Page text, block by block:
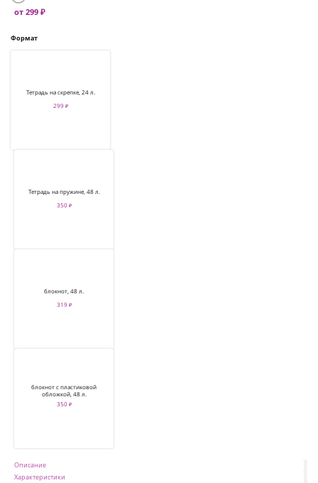
от 299 ₽
Формат
Тетрадь на скрепке, 24 л.
299 ₽
Тетрадь на пружине, 48 л.
350 ₽
блокнот, 48 л.
319 ₽
блокнот с пластиковой
обложкой, 48 л.
350 ₽
Описание
Характеристики